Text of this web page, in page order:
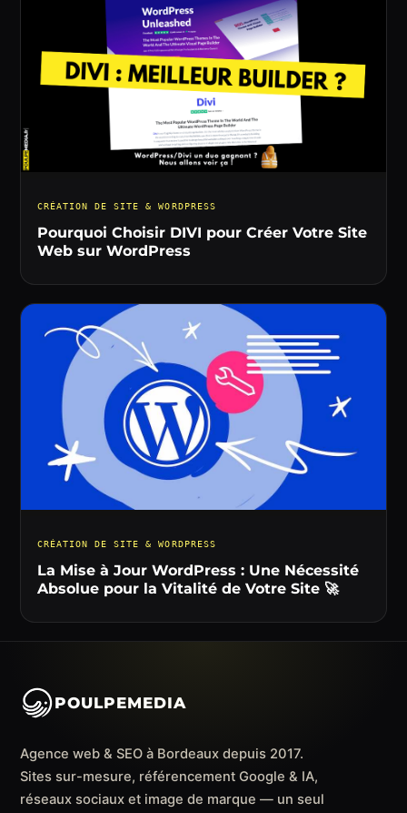
CRÉATION DE SITE & WORDPRESS
Pourquoi Choisir DIVI pour Créer Votre Site
Web sur WordPress
CRÉATION DE SITE & WORDPRESS
La Mise à Jour WordPress : Une Nécessité
Absolue pour la Vitalité de Votre Site 🚀
POULPEMEDIA
Agence web & SEO à Bordeaux depuis 2017.
Sites sur-mesure, référencement Google & IA,
réseaux sociaux et image de marque — un seul